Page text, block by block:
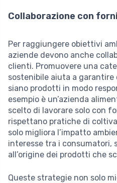
Collaborazione con
Per raggiungere obiettivi
aziende devono anche
clienti. Promuovere una
sostenibile aiuta a
siano prodotti in modo
esempio è un’azienda
scelto di lavorare solo con
rispettano pratiche di
solo migliora l’impatto
interesse tra i consumatori,
all’origine dei prodotti che
Queste strategie non solo